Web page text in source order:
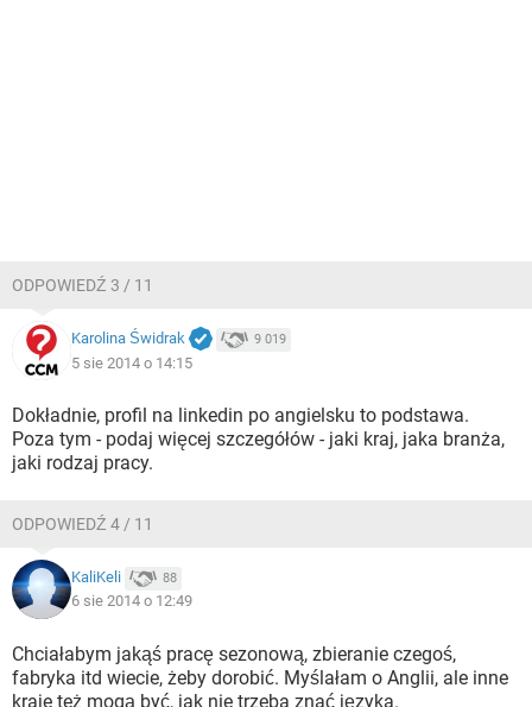
ODPOWIEDŹ 3 / 11
Karolina Świdrak 9 019
5 sie 2014 o 14:15
Dokładnie, profil na linkedin po angielsku to podstawa.
Poza tym - podaj więcej szczegółów - jaki kraj, jaka branża,
jaki rodzaj pracy.
ODPOWIEDŹ 4 / 11
KaliKeli 88
6 sie 2014 o 12:49
Chciałabym jakąś pracę sezonową, zbieranie czegoś,
fabryka itd wiecie, żeby dorobić. Myślałam o Anglii, ale inne
kraje też mogą być, jak nie trzeba znać języka.